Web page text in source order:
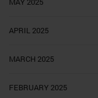
APRIL 2025
MARCH 2025
FEBRUARY 2025